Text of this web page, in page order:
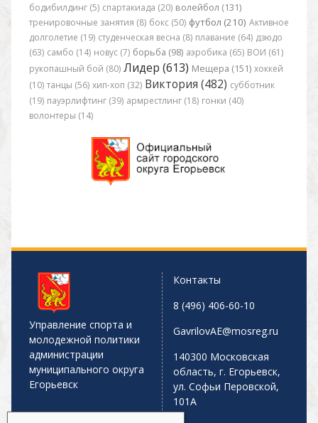
бодибилдинг (5) спартакиада (20) волейбол (131)
тренировочные занятия (8) бокс (50) футбол (210) Активное
долголетие (19) студенческая весна (8) плавание (64) дзюдо
(63) самбо (14) новус (7) борьба (98) аэробика (65) ВОИ (61)
рукопашный бой (80) Лидер (613) Мещера (151) хоккей
(10) танцы (56) хип-хоп (32) Виктория (482) субботник
(19) пауэрлифтинг (39) армрестлинг (18) гонки (40)
волонтеры (14)
Управление спорта и
молодежной политики
администрации
муниципального округа
Егорьевск
Контакты
8 (496) 406-60-10
GavrilovAE@mosreg.ru
140300 Московская
область, г. Егорьевск,
ул. Софьи Перовской,
101А